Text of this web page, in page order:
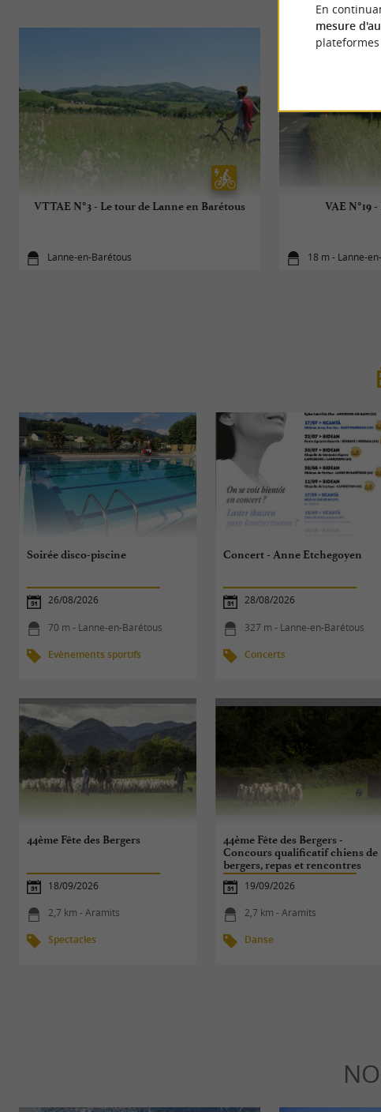
VTTAE N°3 - Le tour de Lanne en Barétous
Lanne-en-Barétous
VAE N°19
18 m - Lanne-
Soirée disco-piscine
26/08/2026
70 m - Lanne-en-Barétous
Evènements sportifs
Concert - Anne Etchegoyen
28/08/2026
327 m - Lanne-en-Barétous
Concerts
44ème Fête des Bergers
18/09/2026
2,7 km - Aramits
Spectacles
44ème Fête des Bergers -
Concours qualificatif chiens de
bergers, repas et rencontres
vocales
19/09/2026
2,7 km - Aramits
Danse
En
mesure